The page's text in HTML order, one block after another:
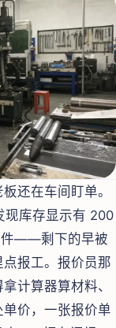
还在车间盯单。
现库存显示有 200
件——剩下的早被
报工。报价员那
计算器算材料、
价，一张报价单